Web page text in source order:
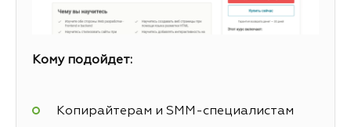
Кому подойдет:
Копирайтерам и SMM-специалистам